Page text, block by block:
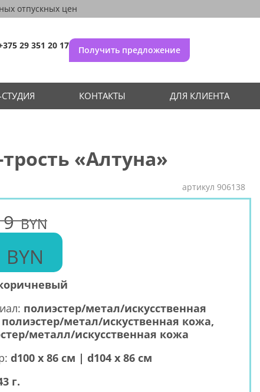
отпускных цен
29 351 20 17 Получить предложение
КОНТАКТЫ ДЛЯ КЛИЕНТА
«Алтуна»
артикул 906138
BYN
BYN
полиэстер/метал/искусственная
метал/искуственная кожа,
металл/искусственная кожа
d100 х 86 см | d104 х 86 см
г.